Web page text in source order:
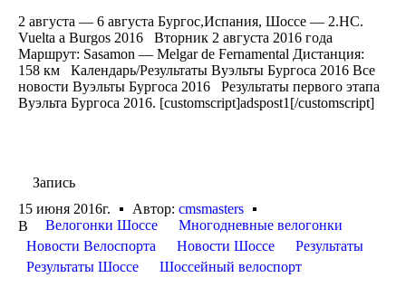
2 августа — 6 августа Бургос,Испания, Шоссе — 2.HC.
Vuelta a Burgos 2016 Вторник 2 августа 2016 года
Маршрут: Sasamon — Melgar de Fernamental Дистанция:
158 км Календарь/Результаты Вуэльты Бургоса 2016 Все
новости Вуэльты Бургоса 2016 Результаты первого этапа
Вуэльта Бургоса 2016. [customscript]adspost1[/customscript]
Запись
15 июня 2016г.
Автор: cmsmasters
В
Велогонки Шоссе
Многодневные велогонки
Новости Велоспорта
Новости Шоссе
Результаты
Результаты Шоссе
Шоссейный велоспорт